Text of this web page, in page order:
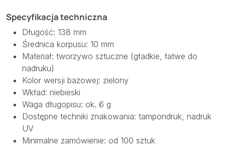
Specyfikacja techniczna
Długość: 138 mm
Średnica korpusu: 10 mm
Materiał: tworzywo sztuczne (gładkie, łatwe do
nadruku)
Kolor wersji bazowej: zielony
Wkład: niebieski
Waga długopisu: ok. 6 g
Dostępne techniki znakowania: tampondruk, nadruk
UV
Minimalne zamówienie: od 100 sztuk